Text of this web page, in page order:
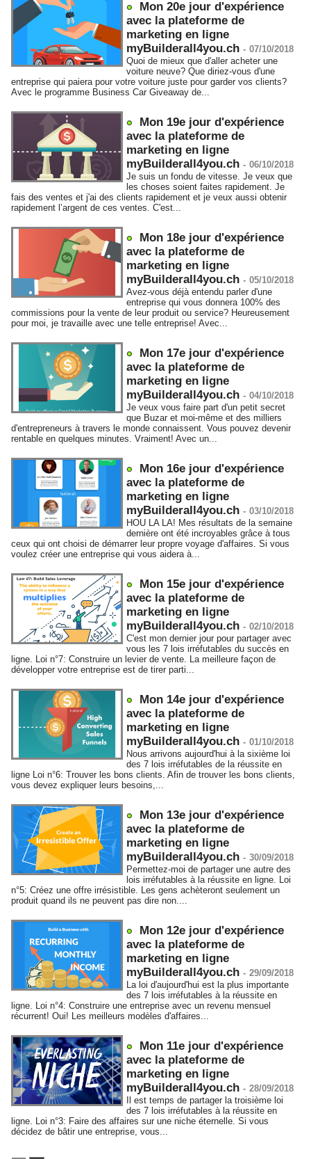
Mon 20e jour d'expérience
avec la plateforme de
marketing en ligne
myBuilderall4you.ch - 07/10/2018
Quoi de mieux que d'aller acheter une
voiture neuve? Que diriez-vous d'une
entreprise qui paiera pour votre voiture juste pour garder vos clients?
Avec le programme Business Car Giveaway de...
Mon 19e jour d'expérience
avec la plateforme de
marketing en ligne
myBuilderall4you.ch - 06/10/2018
Je suis un fondu de vitesse. Je veux que
les choses soient faites rapidement. Je
fais des ventes et j'ai des clients rapidement et je veux aussi obtenir
rapidement l’argent de ces ventes. C'est...
Mon 18e jour d'expérience
avec la plateforme de
marketing en ligne
myBuilderall4you.ch - 05/10/2018
Avez-vous déjà entendu parler d'une
entreprise qui vous donnera 100% des
commissions pour la vente de leur produit ou service? Heureusement
pour moi, je travaille avec une telle entreprise! Avec...
Mon 17e jour d'expérience
avec la plateforme de
marketing en ligne
myBuilderall4you.ch - 04/10/2018
Je veux vous faire part d'un petit secret
que Buzar et moi-même et des milliers
d'entrepreneurs à travers le monde connaissent. Vous pouvez devenir
rentable en quelques minutes. Vraiment! Avec un...
Mon 16e jour d'expérience
avec la plateforme de
marketing en ligne
myBuilderall4you.ch - 03/10/2018
HOU LA LA! Mes résultats de la semaine
dernière ont été incroyables grâce à tous
ceux qui ont choisi de démarrer leur propre voyage d'affaires. Si vous
voulez créer une entreprise qui vous aidera à...
Mon 15e jour d'expérience
avec la plateforme de
marketing en ligne
myBuilderall4you.ch - 02/10/2018
C'est mon dernier jour pour partager avec
vous les 7 lois irréfutables du succès en
ligne. Loi n°7: Construire un levier de vente. La meilleure façon de
développer votre entreprise est de tirer parti...
Mon 14e jour d'expérience
avec la plateforme de
marketing en ligne
myBuilderall4you.ch - 01/10/2018
Nous arrivons aujourd'hui à la sixième loi
des 7 lois irréfutables de la réussite en
ligne Loi n°6: Trouver les bons clients. Afin de trouver les bons clients,
vous devez expliquer leurs besoins,...
Mon 13e jour d'expérience
avec la plateforme de
marketing en ligne
myBuilderall4you.ch - 30/09/2018
Permettez-moi de partager une autre des
lois irréfutables à la réussite en ligne. Loi
n°5: Créez une offre irrésistible. Les gens achèteront seulement un
produit quand ils ne peuvent pas dire non....
Mon 12e jour d'expérience
avec la plateforme de
marketing en ligne
myBuilderall4you.ch - 29/09/2018
La loi d'aujourd'hui est la plus importante
des 7 lois irréfutables à la réussite en
ligne. Loi n°4: Construire une entreprise avec un revenu mensuel
récurrent! Oui! Les meilleurs modèles d'affaires...
Mon 11e jour d'expérience
avec la plateforme de
marketing en ligne
myBuilderall4you.ch - 28/09/2018
Il est temps de partager la troisième loi
des 7 lois irréfutables à la réussite en
ligne. ​​​​​​​Loi n°3: Faire des affaires sur une niche éternelle. Si vous
décidez de bâtir une entreprise, vous...